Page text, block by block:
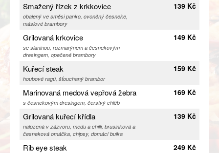
Smažený řízek z krkkovice
obalený ve směsi panko, ovoněný česneke,
máslové brambory
139 Kč
Grilovaná krkovice
se slaninou, rozmarýnem a česnekovým
dresingem, opečené brambory
149 Kč
Kuřecí steak
houbové ragú, šťouchaný brambor
159 Kč
Marinovaná medová vepřová žebra
s česnekovým dresingem, čerstvý chléb
169 Kč
Grilovaná kuřecí křídla
naložená v zázvoru, medu a chilli, brusinková a
česneková omáčka, chipsy, domácí bulka
139 Kč
Rib eye steak 249 Kč